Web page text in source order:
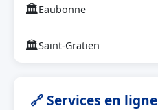
🏛Eaubonne
🏛Saint-Gratien
🔗 Services en ligne